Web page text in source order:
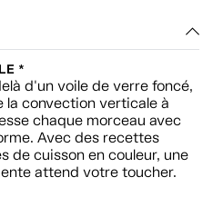
*
d'un voile de verre foncé,
la convection verticale à
chaque morceau avec
Avec des recettes
de cuisson en couleur, une
attend votre toucher.